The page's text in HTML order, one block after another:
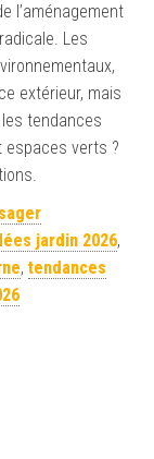
l’aménagement
Les
extérieur, mais
tendances
espaces verts ?
jardin 2026,
, tendances